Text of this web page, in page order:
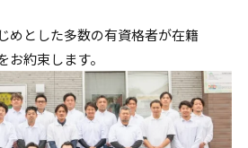
めとした多数の有資格者が在籍
約束します。